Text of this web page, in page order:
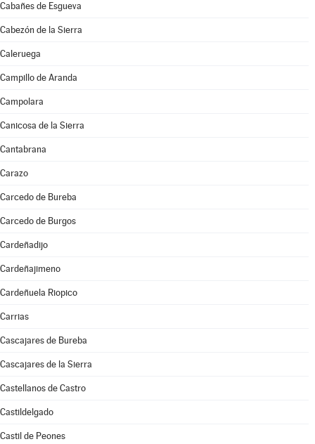
Cabañes de Esgueva
Cabezón de la Sierra
Caleruega
Campillo de Aranda
Campolara
Canicosa de la Sierra
Cantabrana
Carazo
Carcedo de Bureba
Carcedo de Burgos
Cardeñadijo
Cardeñajimeno
Cardeñuela Riopico
Carrias
Cascajares de Bureba
Cascajares de la Sierra
Castellanos de Castro
Castildelgado
Castil de Peones